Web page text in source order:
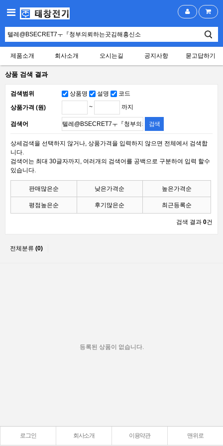
제품소개 회사소개 오시는길 공지사항 묻고답하기
상품 검색 결과
검색범위 상품명 설명
코드
상품가격 (원)
~ 까지
검색어
상세검색을 선택하지 않거나, 상품가격을 입력하지 않으면 전체에서 검색합
니다.
검색어는 최대 30글자까지, 여러개의 검색어를 공백으로 구분하여 입력 할수
있습니다.
판매많은순 낮은가격순 높은가격순
평점높은순 후기많은순 최근등록순
검색 결과 0건
전체분류 (0)
등록된 상품이 없습니다.
로그인 회사소개 이용약관 맨위로